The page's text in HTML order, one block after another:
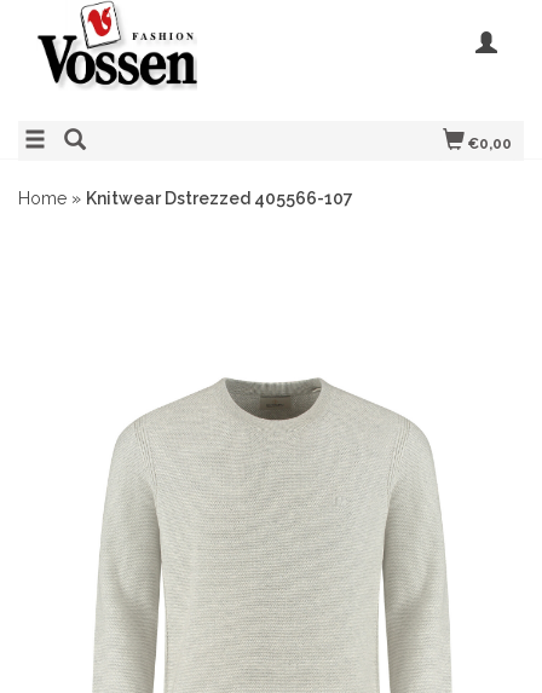
€0,00
Home » Knitwear Dstrezzed 405566-107